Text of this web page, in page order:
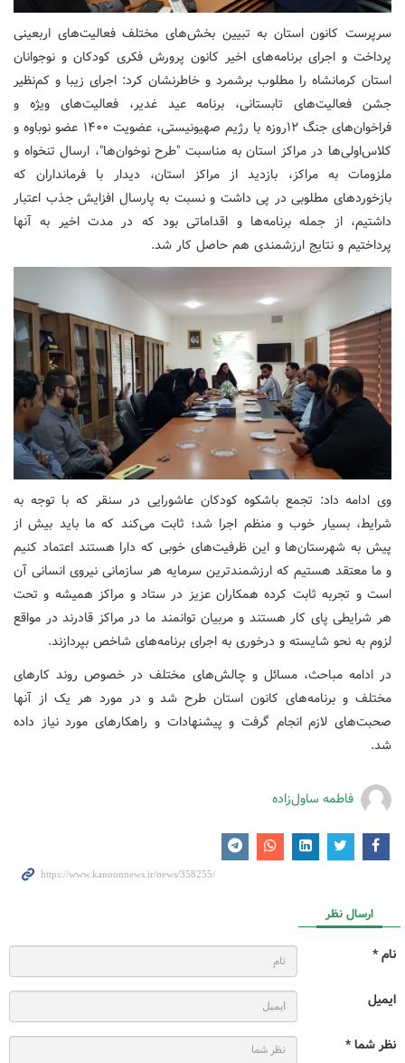
سرپرست کانون استان به تبیین بخش‌های مختلف فعالیت‌های اربعینی
پرداخت و اجرای برنامه‌های اخیر کانون پرورش فکری کودکان و نوجوانان
استان کرمانشاه را مطلوب برشمرد و خاطرنشان کرد: اجرای زیبا و کم‌نظیر
جشن فعالیت‌های تابستانی، برنامه عید غدیر، فعالیت‌های ویژه و
فراخوان‌های جنگ ۱۲روزه با رژیم صهیونیستی، عضویت ۱۴۰۰ عضو نوباوه و
کلاس‌اولی‌ها در مراکز استان به مناسبت "طرح نوخوان‌ها"، ارسال تنخواه و
ملزومات به مراکز، بازدید از مراکز استان، دیدار با فرمانداران که
بازخوردهای مطلوبی در پی داشت و نسبت به پارسال افزایش جذب اعتبار
داشتیم، از جمله برنامه‌ها و اقداماتی بود که در مدت اخیر به آنها
پرداختیم و نتایج ارزشمندی هم حاصل کار شد.
وی ادامه داد: تجمع باشکوه کودکان عاشورایی در سنقر که با توجه به
شرایط، بسیار خوب و منظم اجرا شد؛ ثابت می‌کند که ما باید بیش از
پیش به شهرستان‌ها و این ظرفیت‌های خوبی که دارا هستند اعتماد کنیم
و ما معتقد هستیم که ارزشمندترین سرمایه هر سازمانی نیروی انسانی آن
است و تجربه ثابت کرده همکاران عزیز در ستاد و مراکز همیشه و تحت
هر شرایطی پای کار هستند و مربیان توانمند ما در مراکز قادرند در مواقع
لزوم به نحو شایسته و درخوری به اجرای برنامه‌های شاخص بپردازند.
در ادامه مباحث، مسائل و چالش‌های مختلف در خصوص روند کارهای
مختلف و برنامه‌های کانون استان طرح شد و در مورد هر یک از آنها
صحبت‌های لازم انجام گرفت و پیشنهادات و راهکارهای مورد نیاز داده
شد.
فاطمه ساول‌زاده
ارسال نظر
نام *
ایمیل
نظر شما *